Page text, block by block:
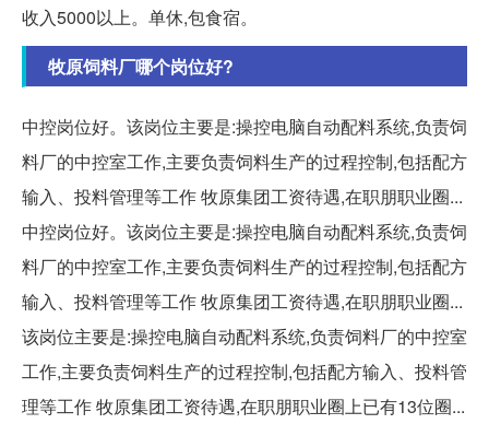
收入5000以上。单休,包食宿。
牧原饲料厂哪个岗位好?
中控岗位好。该岗位主要是:操控电脑自动配料系统,负责饲
料厂的中控室工作,主要负责饲料生产的过程控制,包括配方
输入、投料管理等工作 牧原集团工资待遇,在职朋职业圈...
中控岗位好。该岗位主要是:操控电脑自动配料系统,负责饲
料厂的中控室工作,主要负责饲料生产的过程控制,包括配方
输入、投料管理等工作 牧原集团工资待遇,在职朋职业圈...
该岗位主要是:操控电脑自动配料系统,负责饲料厂的中控室
工作,主要负责饲料生产的过程控制,包括配方输入、投料管
理等工作 牧原集团工资待遇,在职朋职业圈上已有13位圈...